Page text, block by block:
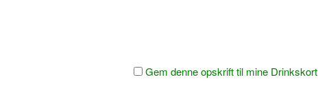
Gem denne opskrift til mine Drinkskort